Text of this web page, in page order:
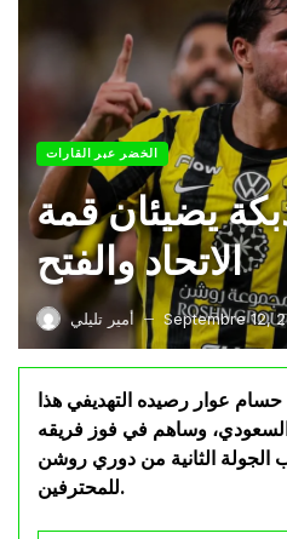
الخضر عبر القارات
يضيئان قمة
الاتحاد والفتح
أمير تليلي — Septembre 12,
حسام عوار رصيده التهديفي هذا
السعودي، وساهم في فوز فريقه
بنتيجة 4-2 لحساب الجولة الثانية من دوري روشن
للمحترفين.